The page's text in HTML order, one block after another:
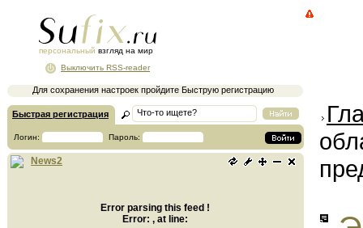
персональный взгляд на мир
Для сохранения настроек пройдите Быструю регистрацию
Выключить RSS-reader
Быстрая регистрация
Логин: Пароль:
News2
Error parsing this feed !
Error: , at line: